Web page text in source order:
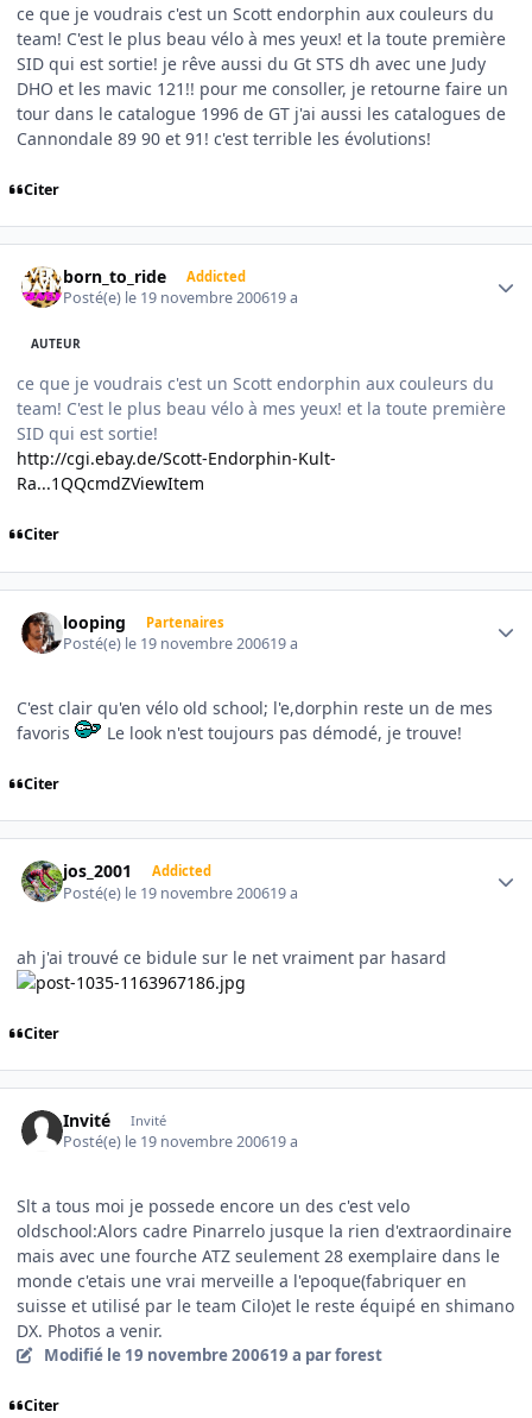
ce que je voudrais c'est un Scott endorphin aux couleurs du
team! C'est le plus beau vélo à mes yeux! et la toute première
SID qui est sortie! je rêve aussi du Gt STS dh avec une Judy
DHO et les mavic 121!! pour me consoller, je retourne faire un
tour dans le catalogue 1996 de GT j'ai aussi les catalogues de
Cannondale 89 90 et 91! c'est terrible les évolutions!
Citer
born_to_ride Addicted
Posté(e) le 19 novembre 200619 a
AUTEUR
ce que je voudrais c'est un Scott endorphin aux couleurs du
team! C'est le plus beau vélo à mes yeux! et la toute première
SID qui est sortie!
http://cgi.ebay.de/Scott-Endorphin-Kult-
Ra...1QQcmdZViewItem
Citer
looping Partenaires
Posté(e) le 19 novembre 200619 a
C'est clair qu'en vélo old school; l'e,dorphin reste un de mes
favoris
Le look n'est toujours pas démodé, je trouve!
Citer
jos_2001 Addicted
Posté(e) le 19 novembre 200619 a
ah j'ai trouvé ce bidule sur le net vraiment par hasard
Citer
Invité Invité
Posté(e) le 19 novembre 200619 a
Slt a tous moi je possede encore un des c'est velo
oldschool:Alors cadre Pinarrelo jusque la rien d'extraordinaire
mais avec une fourche ATZ seulement 28 exemplaire dans le
monde c'etais une vrai merveille a l'epoque(fabriquer en
suisse et utilisé par le team Cilo)et le reste équipé en shimano
DX. Photos a venir.
Modifié le 19 novembre 200619 a par forest
Citer